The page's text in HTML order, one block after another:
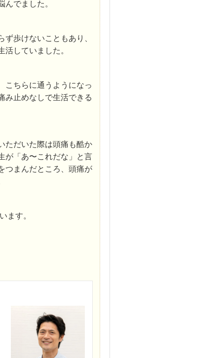
んでました。
歩けないこともあり、
活していました。
こちらに通うようになっ
み止めなしで生活できる
ただいた際は頭痛も酷か
が「あ〜これだな」と言
つまんだところ、頭痛が
ます。